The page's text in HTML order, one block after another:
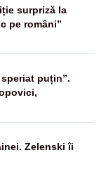
surpriză la
pe români”
puțin”.
Zelenski îi